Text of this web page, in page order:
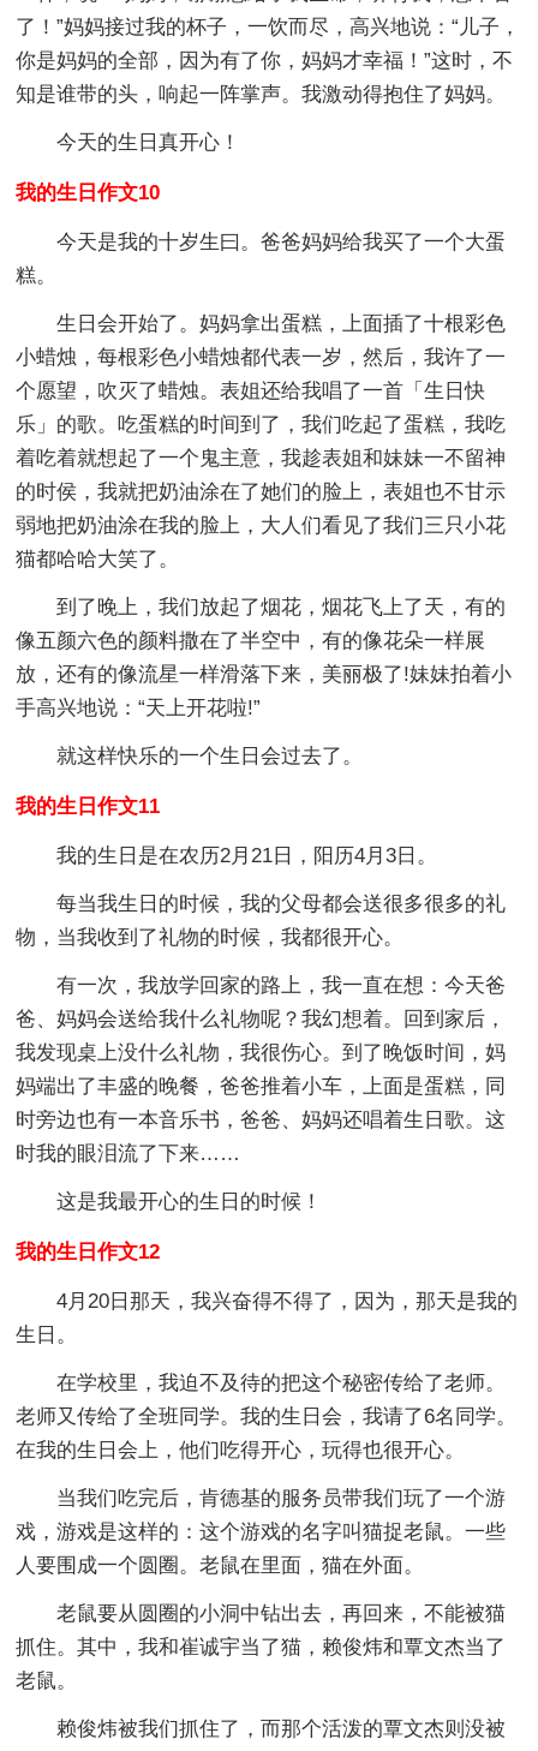
了！”妈妈接过我的杯子，一饮而尽，高兴地说：“儿子，
你是妈妈的全部，因为有了你，妈妈才幸福！”这时，不
知是谁带的头，响起一阵掌声。我激动得抱住了妈妈。
今天的生日真开心！
我的生日作文10
今天是我的十岁生曰。爸爸妈妈给我买了一个大蛋
糕。
生日会开始了。妈妈拿出蛋糕，上面插了十根彩色
小蜡烛，每根彩色小蜡烛都代表一岁，然后，我许了一
个愿望，吹灭了蜡烛。表姐还给我唱了一首「生日快
乐」的歌。吃蛋糕的时间到了，我们吃起了蛋糕，我吃
着吃着就想起了一个鬼主意，我趁表姐和妹妹一不留神
的时侯，我就把奶油涂在了她们的脸上，表姐也不甘示
弱地把奶油涂在我的脸上，大人们看见了我们三只小花
猫都哈哈大笑了。
到了晚上，我们放起了烟花，烟花飞上了天，有的
像五颜六色的颜料撒在了半空中，有的像花朵一样展
放，还有的像流星一样滑落下来，美丽极了!妹妹拍着小
手高兴地说：“天上开花啦!”
就这样快乐的一个生日会过去了。
我的生日作文11
我的生日是在农历2月21日，阳历4月3日。
每当我生日的时候，我的父母都会送很多很多的礼
物，当我收到了礼物的时候，我都很开心。
有一次，我放学回家的路上，我一直在想：今天爸
爸、妈妈会送给我什么礼物呢？我幻想着。回到家后，
我发现桌上没什么礼物，我很伤心。到了晚饭时间，妈
妈端出了丰盛的晚餐，爸爸推着小车，上面是蛋糕，同
时旁边也有一本音乐书，爸爸、妈妈还唱着生日歌。这
时我的眼泪流了下来……
这是我最开心的生日的时候！
我的生日作文12
4月20日那天，我兴奋得不得了，因为，那天是我的
生日。
在学校里，我迫不及待的把这个秘密传给了老师。
老师又传给了全班同学。我的生日会，我请了6名同学。
在我的生日会上，他们吃得开心，玩得也很开心。
当我们吃完后，肯德基的服务员带我们玩了一个游
戏，游戏是这样的：这个游戏的名字叫猫捉老鼠。一些
人要围成一个圆圈。老鼠在里面，猫在外面。
老鼠要从圆圈的小洞中钻出去，再回来，不能被猫
抓住。其中，我和崔诚宇当了猫，赖俊炜和覃文杰当了
老鼠。
赖俊炜被我们抓住了，而那个活泼的覃文杰则没被